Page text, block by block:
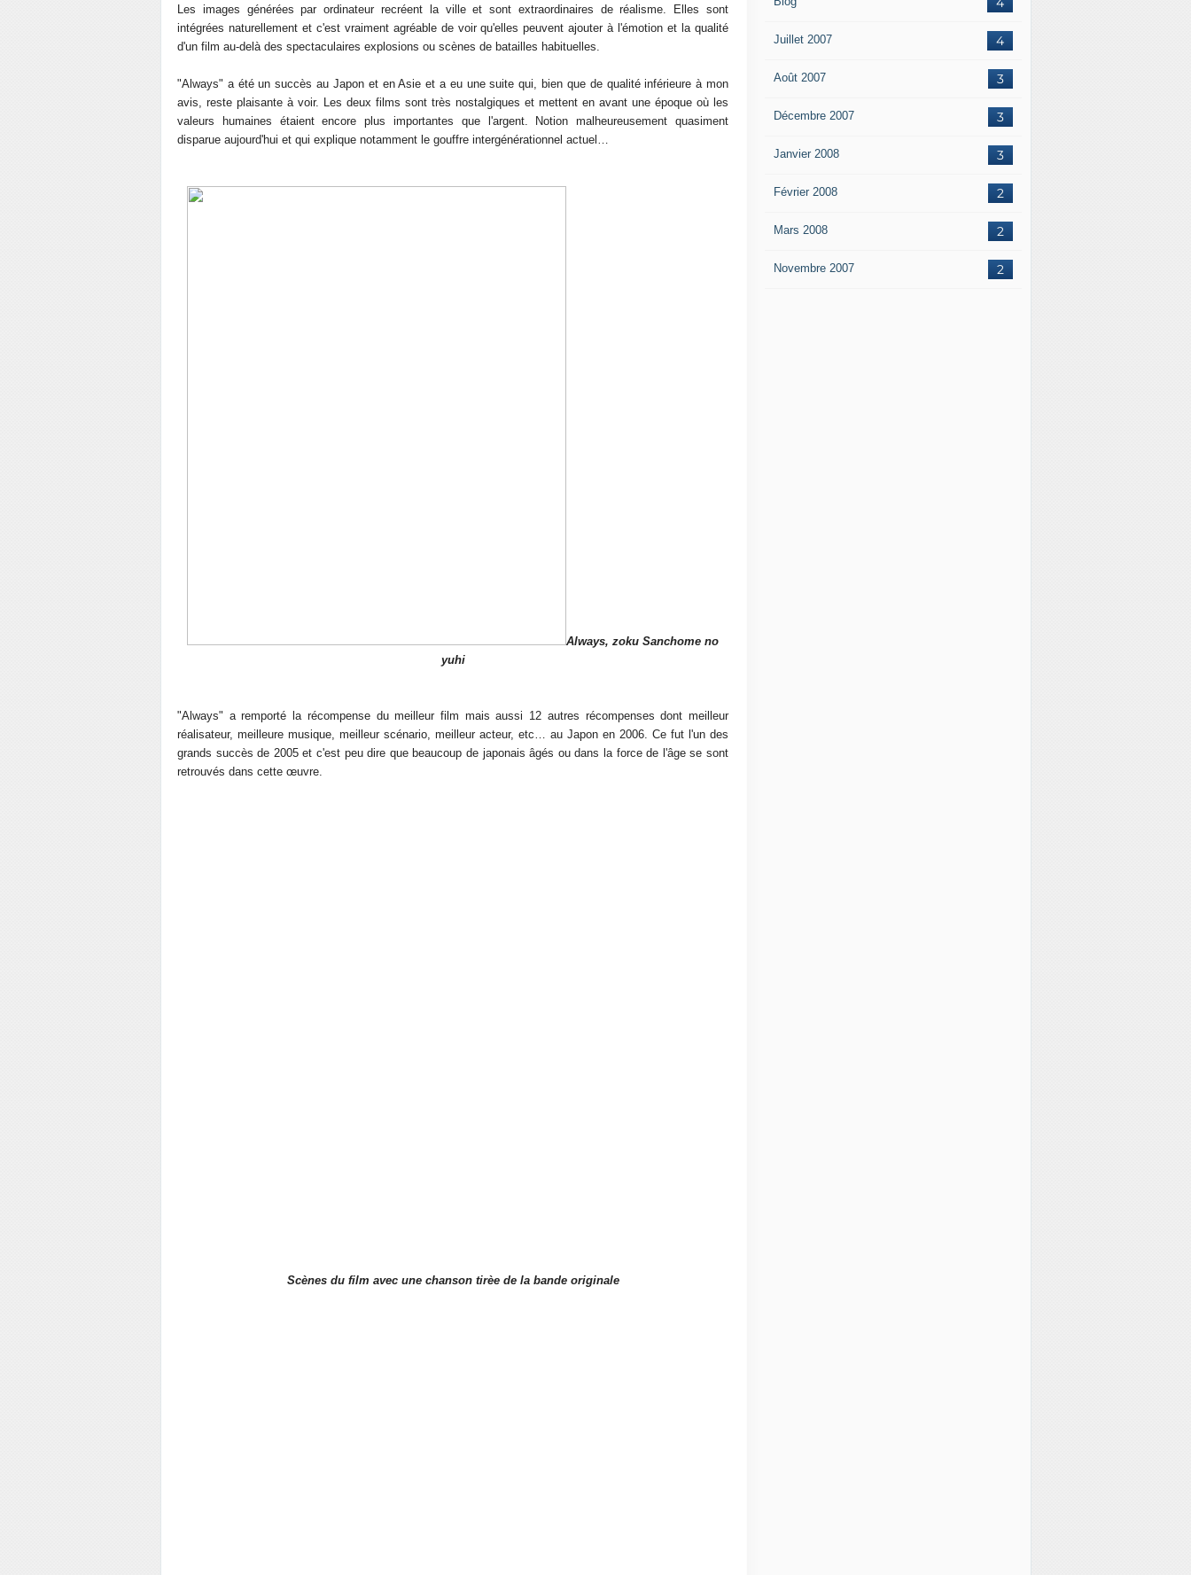
Les images générées par ordinateur recréent la ville et sont extraordinaires de réalisme. Elles sont
intégrées naturellement et c'est vraiment agréable de voir qu'elles peuvent ajouter à l'émotion et la qualité
d'un film au-delà des spectaculaires explosions ou scènes de batailles habituelles.
"Always" a été un succès au Japon et en Asie et a eu une suite qui, bien que de qualité inférieure à mon
avis, reste plaisante à voir. Les deux films sont très nostalgiques et mettent en avant une époque où les
valeurs humaines étaient encore plus importantes que l'argent. Notion malheureusement quasiment
disparue aujourd'hui et qui explique notamment le gouffre intergénérationnel actuel…
Always, zoku Sanchome no
yuhi
"Always" a remporté la récompense du meilleur film mais aussi 12 autres récompenses dont meilleur
réalisateur, meilleure musique, meilleur scénario, meilleur acteur, etc… au Japon en 2006. Ce fut l'un des
grands succès de 2005 et c'est peu dire que beaucoup de japonais âgés ou dans la force de l'âge se sont
retrouvés dans cette œuvre.
Scènes du film avec une chanson tirèe de la bande originale
4
Juillet 2007
3
Août 2007
3
Décembre 2007
3
Janvier 2008
2
Février 2008
2
Mars 2008
2
Novembre 2007